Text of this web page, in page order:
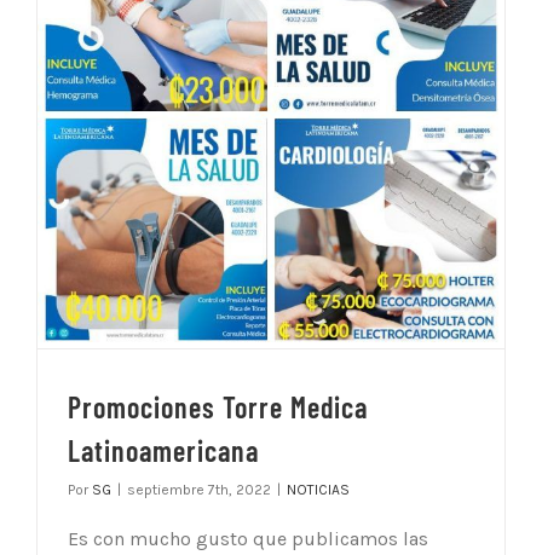
Promociones Torre Medica
Latinoamericana
Por SG septiembre 7th, 2022 NOTICIAS
Es con mucho gusto que publicamos las